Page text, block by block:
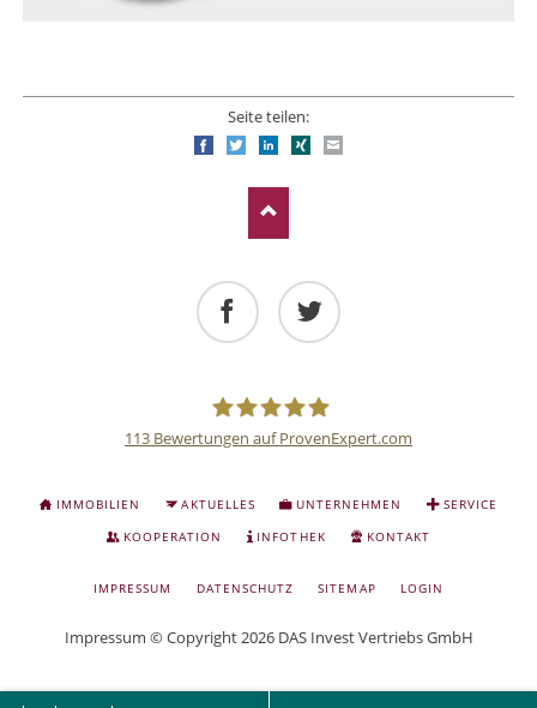
Seite teilen:
FacebookTwitterLinkedIn
Xing
Anlage
und
113 Bewertungen auf ProvenExpert.com
NAVIGATION
IMMOBILIEN AKTUELLES UNTERNEHMEN
SERVICE
KOOPERATION
INFOTHEK KONTAKT
NAVIGATION
IMPRESSUM DATENSCHUTZ SITEMAP LOGIN
Impressum © Copyright 2026 DAS Invest Vertriebs GmbH